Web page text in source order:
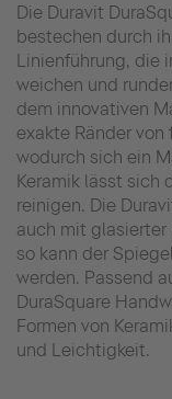
Die Duravit
bestechen durch
Linienführung, die
weichen und
dem innovativen
exakte Ränder
wodurch sich ein
Keramik lässt sich
reinigen. Die
auch mit glasierter
so kann der
werden. Passend
DuraSquare
Formen von
und Leichtigkeit.